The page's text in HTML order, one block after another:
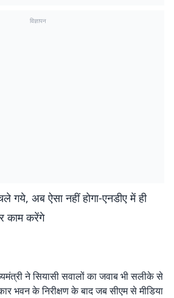
विज्ञापन
गये, अब ऐसा नहीं होगा-एनडीए में ही
काम करेंगे
ने सियासी सवालों का जवाब भी सलीके से
भवन के निरीक्षण के बाद जब सीएम से मीडिया